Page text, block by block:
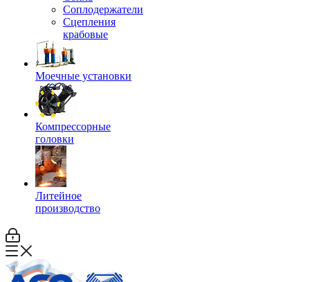
Соплодержатели
Сцепления
крабовые
Моечные установки
Компрессорные
головки
Литейное
производство